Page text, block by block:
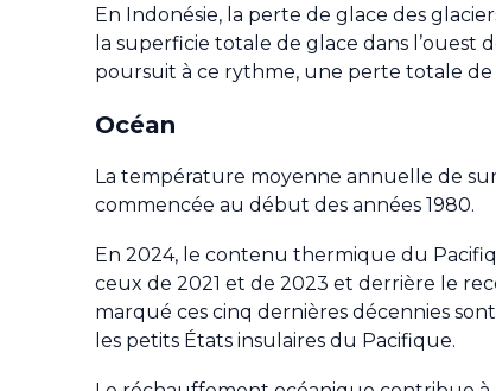
En Indonésie, la perte de glace des
la superficie totale de glace dans l’ouest
poursuit à ce rythme, une perte totale
Océan
La température moyenne annuelle de
commencée au début des années 1980.
En 2024, le contenu thermique du
ceux de 2021 et de 2023 et derrière le
marqué ces cinq dernières décennies
les petits États insulaires du Pacifique.